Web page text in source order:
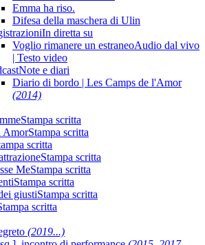
Emma ha riso.
Difesa della maschera di Ulin
In diretta su
Voglio rimanere un estraneoAudio dal vivo
| Testo video
Note e diari
Diario di bordo | Les Camps de l'Amor
(2014)
Stampa scritta
AmorStampa scritta
scritta
Stampa scritta
MeStampa scritta
Stampa scritta
giustiStampa scritta
scritta
(2019...)